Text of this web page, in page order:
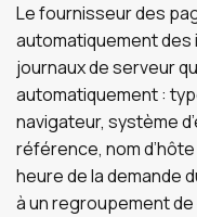
Le fournisseur des
automatiquement
journaux de serveur
automatiquement :
navigateur, système
référence, nom
heure de la demande
à un regroupement